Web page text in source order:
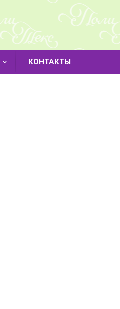
КОНТАКТЫ